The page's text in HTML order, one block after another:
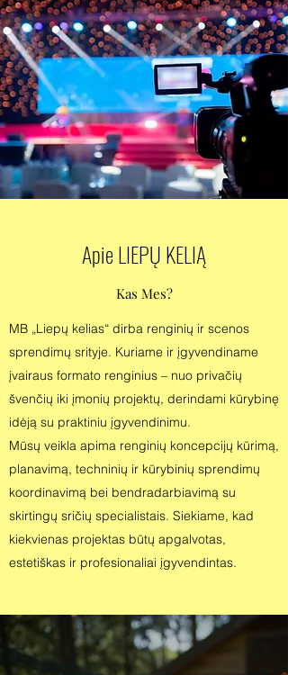
Apie LIEPŲ KELIĄ
Kas Mes?
MB „Liepų kelias“ dirba renginių ir scenos
sprendimų srityje. Kuriame ir įgyvendiname
įvairaus formato renginius – nuo privačių
švenčių iki įmonių projektų, derindami kūrybinę
idėją su praktiniu įgyvendinimu.
Mūsų veikla apima renginių koncepcijų kūrimą,
planavimą, techninių ir kūrybinių sprendimų
koordinavimą bei bendradarbiavimą su
skirtingų sričių specialistais. Siekiame, kad
kiekvienas projektas būtų apgalvotas,
estetiškas ir profesionaliai įgyvendintas.